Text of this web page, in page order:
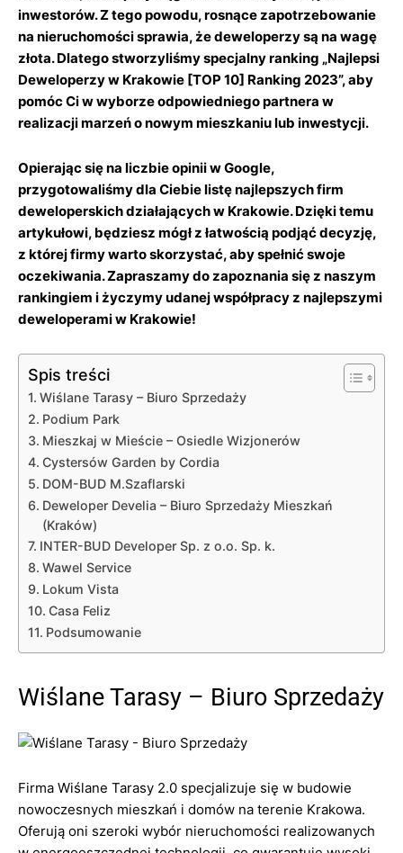
inwestorów. Z tego powodu, rosnące zapotrzebowanie
na nieruchomości sprawia, że deweloperzy są na wagę
złota. Dlatego stworzyliśmy specjalny ranking „Najlepsi
Deweloperzy w Krakowie [TOP 10] Ranking 2023”, aby
pomóc Ci w wyborze odpowiedniego partnera w
realizacji marzeń o nowym mieszkaniu lub inwestycji.
Opierając się na liczbie opinii w Google,
przygotowaliśmy dla Ciebie listę najlepszych firm
deweloperskich działających w Krakowie. Dzięki temu
artykułowi, będziesz mógł z łatwością podjąć decyzję,
z której firmy warto skorzystać, aby spełnić swoje
oczekiwania. Zapraszamy do zapoznania się z naszym
rankingiem i życzymy udanej współpracy z najlepszymi
deweloperami w Krakowie!
Spis treści
Wiślane Tarasy – Biuro Sprzedaży
Podium Park
Mieszkaj w Mieście – Osiedle Wizjonerów
Cystersów Garden by Cordia
DOM-BUD M.Szaflarski
Deweloper Develia – Biuro Sprzedaży Mieszkań
(Kraków)
INTER-BUD Developer Sp. z o.o. Sp. k.
Wawel Service
Lokum Vista
Casa Feliz
Podsumowanie
Wiślane Tarasy – Biuro Sprzedaży
Firma Wiślane Tarasy 2.0 specjalizuje się w budowie
nowoczesnych mieszkań i domów na terenie Krakowa.
Oferują oni szeroki wybór nieruchomości realizowanych